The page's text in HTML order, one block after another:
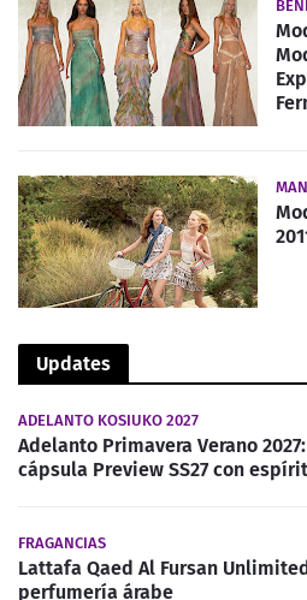
Updates
ADELANTO KOSIUKO 2027
Adelanto Primavera Verano
cápsula Preview SS27 con
FRAGANCIAS
Lattafa Qaed Al Fursan
perfumería árabe